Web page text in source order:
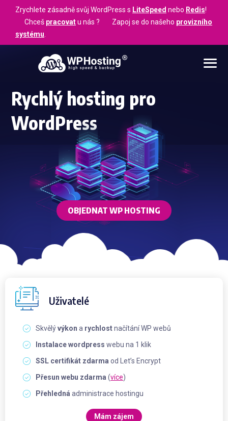
Zrychlete zásadně svůj WordPress s LiteSpeed nebo Redis!
Chceš pracovatu nás ? Zapoj se do našeho provizního
systému
Rychlý hosting pro
WordPress
OBJEDNAT WP HOSTING
Uživatelé
Skvělývýkon a rychlostnačítání WP webů
Instalace wordpress webu na 1 klik
SSL certifikát zdarma od Let’s Encrypt
Přesun webu zdarma (více)
Přehledná administrace hostingu
Mám zájem